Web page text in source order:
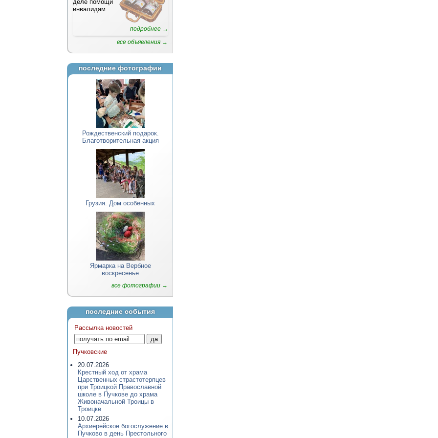
деле помощи
инвалидам ...
подробнее →
все объявления →
последние фотографии
Рождественский подарок.
Благотворительная акция
Грузия. Дом особенных
Ярмарка на Вербное
воскресенье
все фотографии →
последние события
Рассылка новостей
Пучковские
20.07.2026
Крестный ход от храма
Царственных страстотерпцев
при Троицкой Православной
школе в Пучкове до храма
Живоначальной Троицы в
Троицке
10.07.2026
Архиерейское богослужение в
Пучково в день Престольного